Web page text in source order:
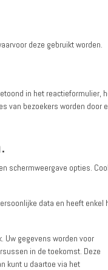
deze gebruikt worden.
in het reactieformulier,
van bezoekers worden door
schermweergave opties.
data en heeft enkel
Uw gegevens worden voor
in de toekomst. Deze
kunt u daartoe via het